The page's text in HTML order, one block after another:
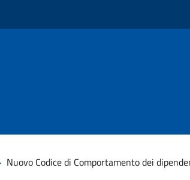
Nuovo Codice di Comportamento dei